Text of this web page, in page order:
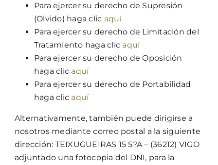
Para ejercer su derecho de Supresión
(Olvido) haga clic aquí
Para ejercer su derecho de Limitación del
Tratamiento haga clic aquí
Para ejercer su derecho de Oposición
haga clic aquí
Para ejercer su derecho de Portabilidad
haga clic aquí
Alternativamente, también puede dirigirse a
nosotros mediante correo postal a la siguiente
dirección: TEIXUGUEIRAS 15 5?A – (36212) VIGO
adjuntado una fotocopia del DNI, para la